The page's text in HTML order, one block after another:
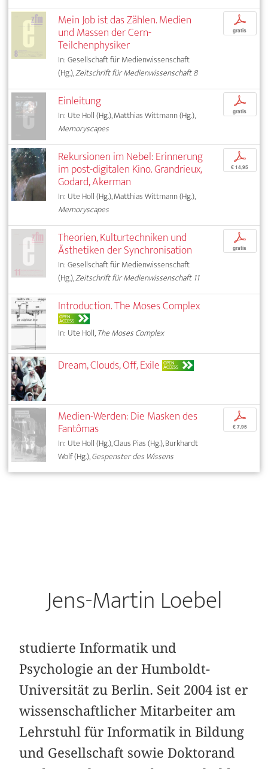
Mein Job ist das Zählen. Medien
und Massen der Cern-
Teilchenphysiker
In: Gesellschaft für Medienwissenschaft
(Hg.),Zeitschrift für Medienwissenschaft 8
p
gratis
Einleitung
In: Ute Holl (Hg.), Matthias Wittmann (Hg.),
Memoryscapes
p
gratis
Rekursionen im Nebel: Erinnerung
im post-digitalen Kino. Grandrieux,
Godard, Akerman
In: Ute Holl (Hg.), Matthias Wittmann (Hg.),
Memoryscapes
p
€ 14,95
Theorien, Kulturtechniken und
Ästhetiken der Synchronisation
In: Gesellschaft für Medienwissenschaft
(Hg.),Zeitschrift für Medienwissenschaft 11
p
gratis
Introduction. The Moses Complex
OPEN
ACCESS
In: Ute Holl,The Moses Complex
Dream, Clouds, Off, Exile OPEN
ACCESS
Medien-Werden: Die Masken des
Fantômas
In: Ute Holl (Hg.), Claus Pias (Hg.), Burkhardt
Wolf (Hg.),Gespenster des Wissens
p
€ 7,95
Jens-Martin Loebel
studierte Informatik und
Psychologie an der Humboldt-
Universität zu Berlin. Seit 2004 ist er
wissenschaftlicher Mitarbeiter am
Lehrstuhl für Informatik in Bildung
und Gesellschaft sowie Doktorand